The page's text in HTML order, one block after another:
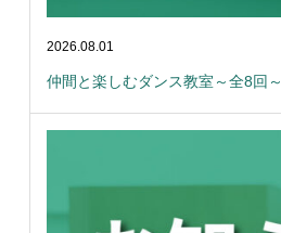
2026.08.01
仲間と楽しむダンス教室～全8回～